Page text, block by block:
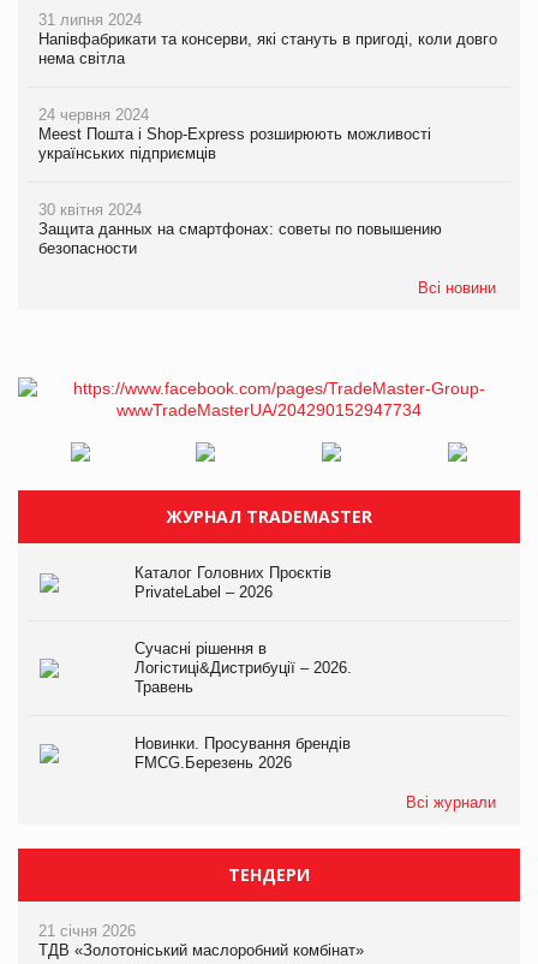
31 липня 2024
Напівфабрикати та консерви, які стануть в пригоді, коли довго
нема світла
24 червня 2024
Meest Пошта і Shop-Express розширюють можливості
українських підприємців
30 квітня 2024
Защита данных на смартфонах: советы по повышению
безопасности
Всі новини
ЖУРНАЛ TRADEMASTER
Каталог Головних Проєктів
PrivateLabel – 2026
Сучасні рішення в
Логістиці&Дистрибуції – 2026.
Травень
Новинки. Просування брендів
FMCG.Березень 2026
Всі журнали
ТЕНДЕРИ
21 січня 2026
ТДВ «Золотоніський маслоробний комбінат»